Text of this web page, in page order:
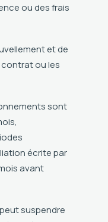
ou des frais
et de
contrat ou les
sont
écrite par
avant
suspendre